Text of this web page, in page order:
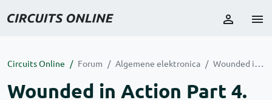
Circuits Online Forum Algemene elektronica Wounded in Action Part 4.
Wounded in Action Part 4.